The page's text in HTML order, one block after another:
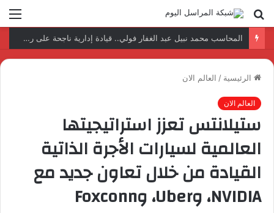
بحث
عن
نتائج إيجابية بعد زيارة وفد الجامعة المصرية النتائج إيجابية بعد زيارة وفد الجامعة المصرية الروسية لمصنع الإلكترونياتروسية لمصنع الإلكترونيات
الرئيسية / العالم الان
العالم الان
ستيلانتس تعزز استراتيجيتها
العالمية لسيارات الأجرة الذاتية
القيادة من خلال تعاون جديد مع
NVIDIA، وUber، وFoxconn